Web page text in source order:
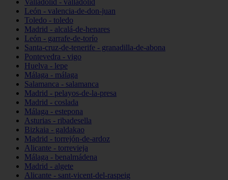
Valladolid - valladolid
León - valencia-de-don-juan
Toledo - toledo
Madrid - alcalá-de-henares
León - garrafe-de-torío
Santa-cruz-de-tenerife - granadilla-de-abona
Pontevedra - vigo
Huelva - lepe
Málaga - málaga
Salamanca - salamanca
Madrid - pelayos-de-la-presa
Madrid - coslada
Málaga - estepona
Asturias - ribadesella
Bizkaia - galdakao
Madrid - torrejón-de-ardoz
Alicante - torrevieja
Málaga - benalmádena
Madrid - algete
Alicante - sant-vicent-del-raspeig